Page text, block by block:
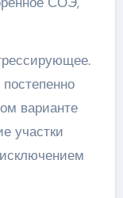
варианте
участки